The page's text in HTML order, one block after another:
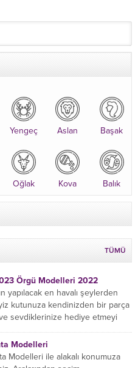
Yengeç Aslan Başak
Oğlak Kova Balık
TÜMÜ
Örgü Modelleri 2022
yapılacak en havalı şeylerden
kutunuza kendinizden bir parça
sevdiklerinize hediye etmeyi
Modelleri
Modelleri ile alakalı konumuza